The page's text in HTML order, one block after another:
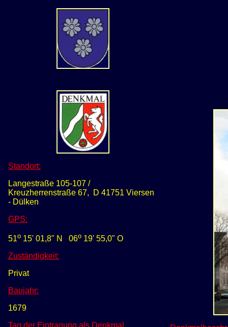
Standort:
Langestraße 105-107 /
Kreuzherrenstraße 67, D 41751 Viersen
- Dülken
GPS:
51o 15' 01,8" N 06o 19' 55,0" O
Zuständigkeit:
Privat
Baujahr:
1679